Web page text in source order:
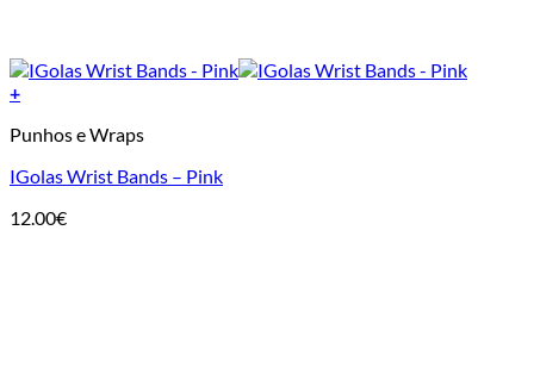
+
Punhos e Wraps
IGolas Wrist Bands – Pink
12.00€